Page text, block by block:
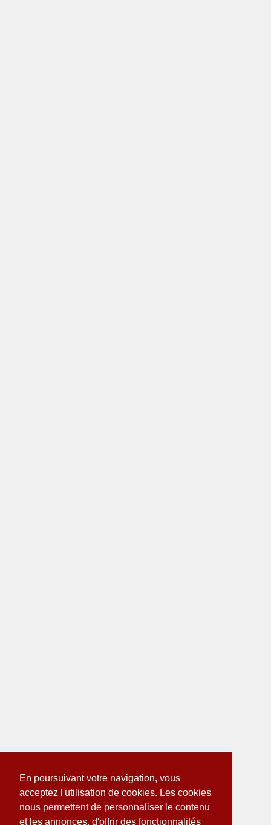
En poursuivant votre navigation, vous
acceptez l'utilisation de cookies. Les cookies
nous permettent de personnaliser le contenu
et les annonces, d'offrir des fonctionnalités